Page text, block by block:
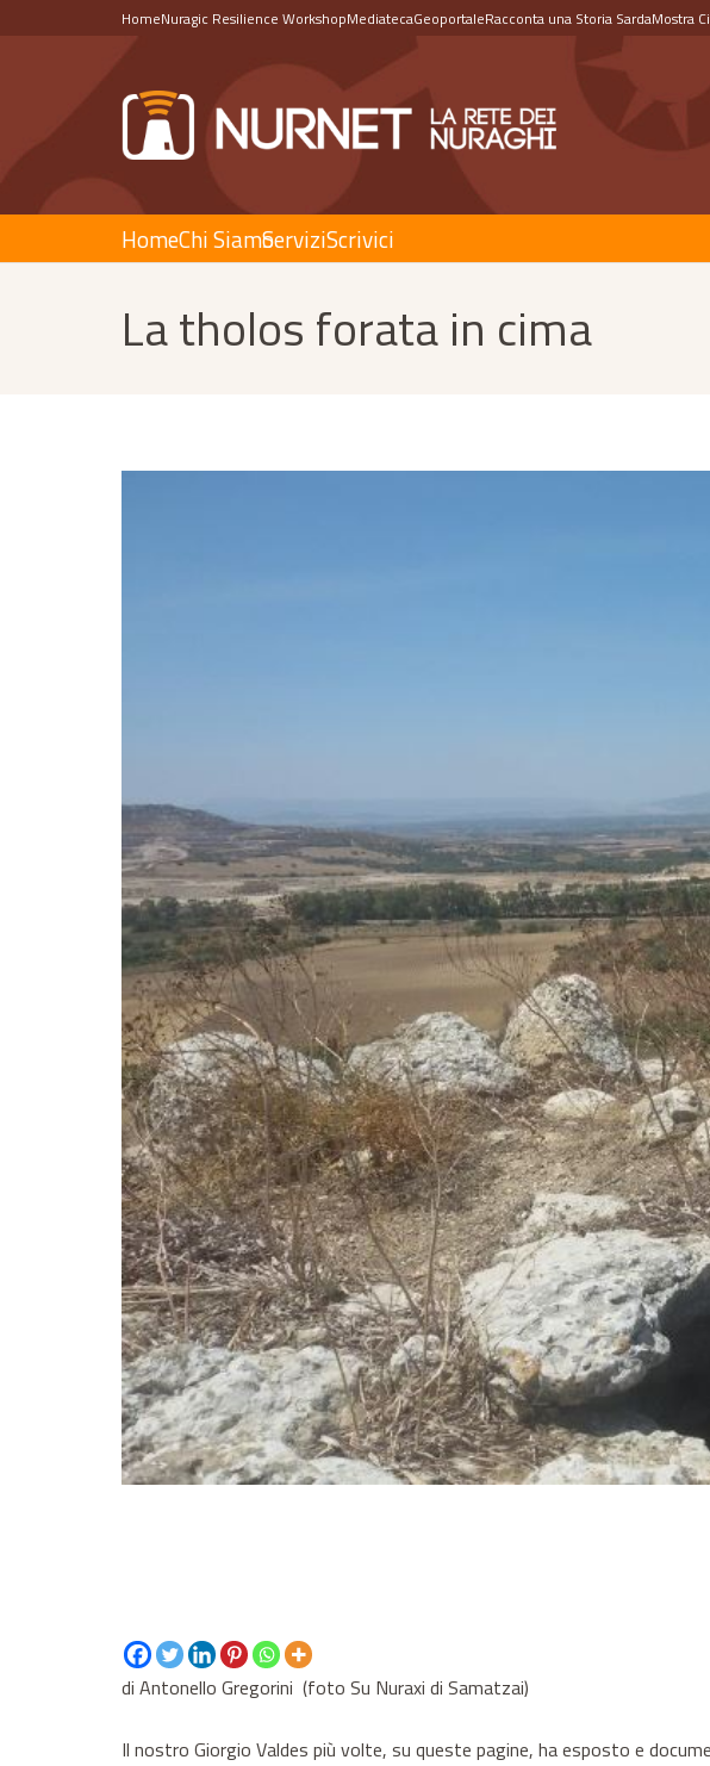
HomeNuragic Resilience WorkshopMediatecaGeoportaleRacconta una Storia SardaMostra
HomeChi SiamoServiziScrivici
La tholos forata in cima
di Antonello Gregorini (foto Su Nuraxi di Samatzai)
Il nostro Giorgio Valdes più volte, su queste pagine, ha esposto e